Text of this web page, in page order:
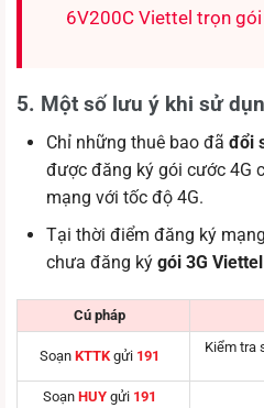
6V200C Viettel trọn
5. Một số lưu ý khi sử
Chỉ những thuê bao đãđổi
được đăng ký gói cước 4G
mạng với tốc độ 4G.
Tại thời điểm đăng ký
chưa đăng kýgói 3G Viettel
Cú pháp
SoạnKTTK gửi 191
Kiểm tra
SoạnHUY gửi 191